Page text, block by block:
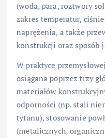
(woda, para, roztwory
zakres temperatur,
naprężenia, a także
konstrukcji oraz sposób
W praktyce
osiągana poprzez trzy
materiałów
odporności (np. stali
tytanu), stosowanie
(metalicznych,